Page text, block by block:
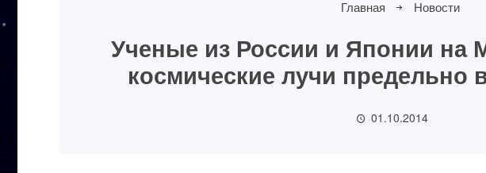
Главная Новости
Ученые из России и Японии на
космические лучи предельно
01.10.2014